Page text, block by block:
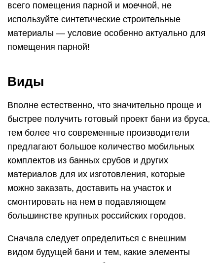
всего помещения парной и моечной, не
используйте синтетические строительные
материалы — условие особенно актуально для
помещения парной!
Виды
Вполне естественно, что значительно проще и
быстрее получить готовый проект бани из бруса,
тем более что современные производители
предлагают большое количество мобильных
комплектов из банных срубов и других
материалов для их изготовления, которые
можно заказать, доставить на участок и
смонтировать на нем в подавляющем
большинстве крупных российских городов.
Сначала следует определиться с внешним
видом будущей бани и тем, какие элементы